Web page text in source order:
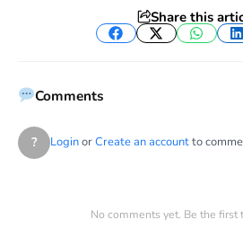
Share this
Facebook
Twitter
Comments
? LoginorCreate an accountto
No comments yet. Be the first